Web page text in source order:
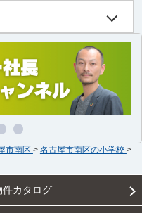
市南区 > 名古屋市南区の小学校 >
件カタログ